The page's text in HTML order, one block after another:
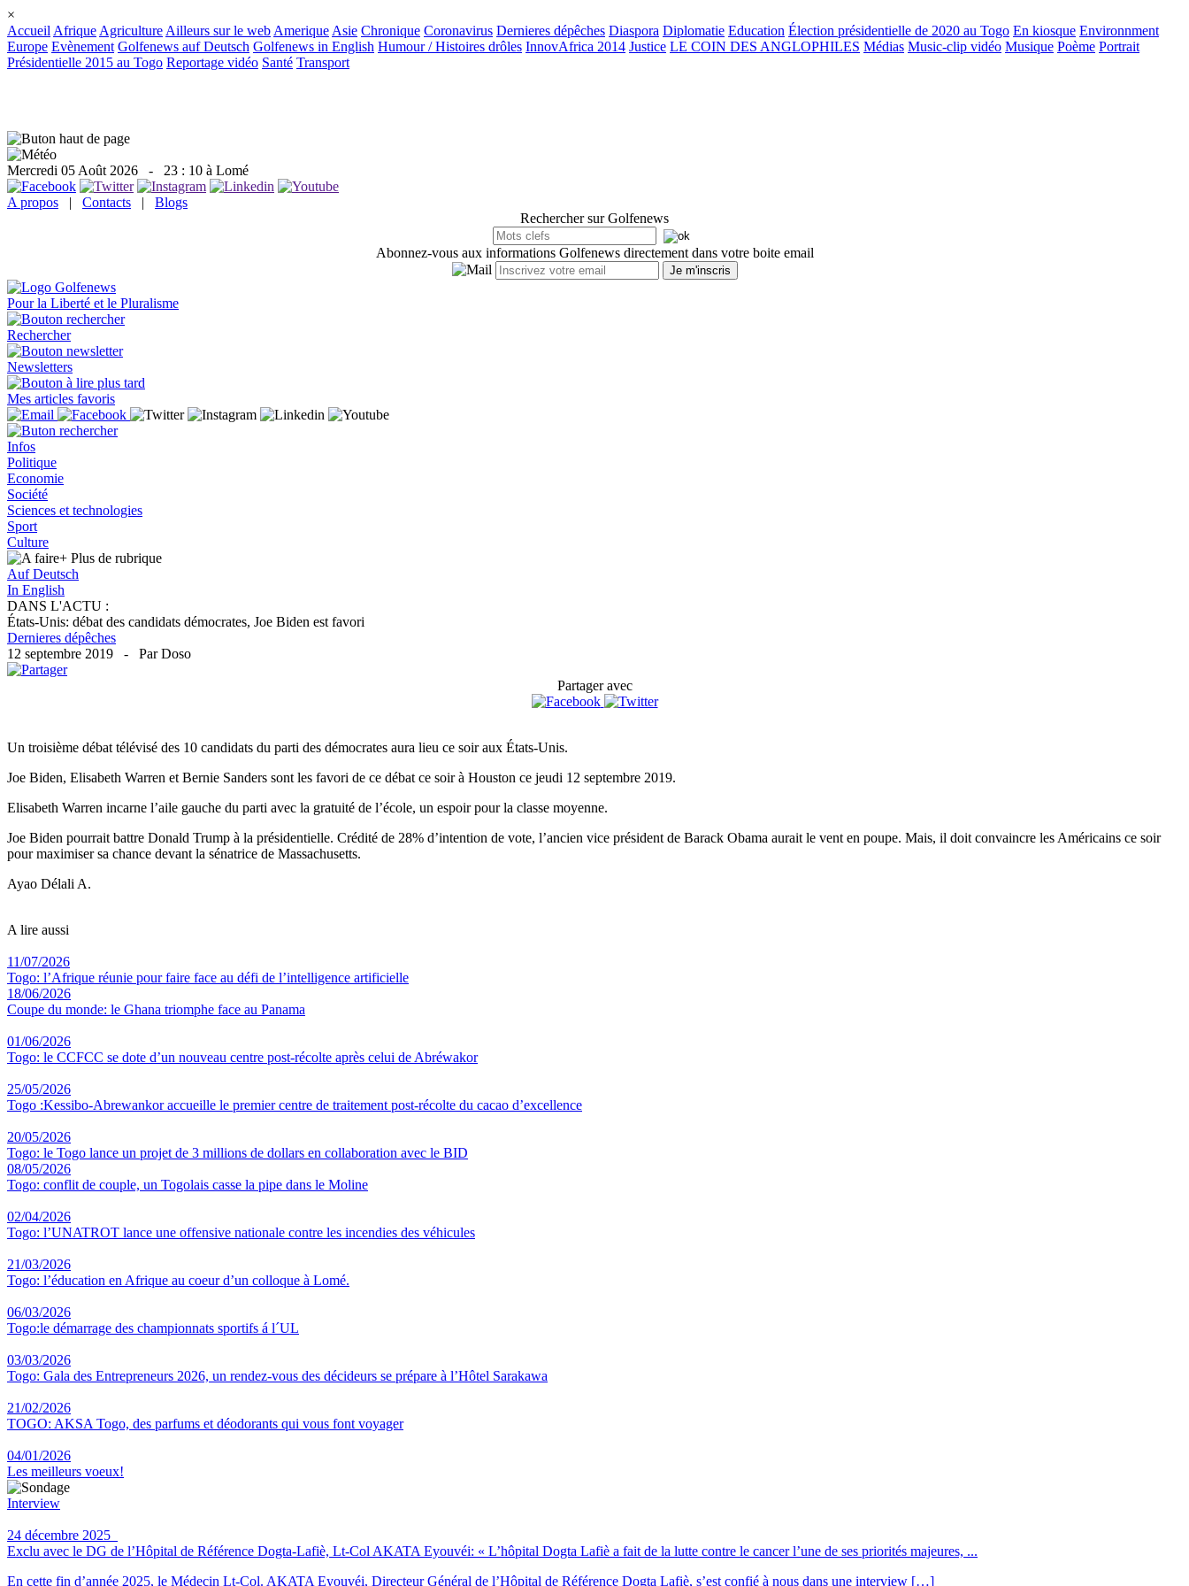
×
Accueil Afrique Agriculture Ailleurs sur le web Amerique Asie Chronique Coronavirus Dernieres dépêches Diaspora Diplomatie Education Élection présidentielle de 2020 au Togo En kiosque Environnment
Europe Evènement Golfenews auf Deutsch Golfenews in English Humour / Histoires drôles InnovAfrica 2014 Justice LE COIN DES ANGLOPHILES Médias Music-clip vidéo Musique Poème Portrait
Présidentielle 2015 au Togo Reportage vidéo Santé Transport
Mercredi 05 Août 2026 - 23 : 10 à Lomé
A propos | Contacts | Blogs
Rechercher sur Golfenews
Abonnez-vous aux informations Golfenews directement dans votre boite email
Pour la Liberté et le Pluralisme
Rechercher
Newsletters
Mes articles favoris
Infos
Politique
Economie
Société
Sciences et technologies
Sport
Culture
+ Plus de rubrique
Auf Deutsch
In English
DANS L'ACTU :
États-Unis: débat des candidats démocrates, Joe Biden est favori
Dernieres dépêches
12 septembre 2019 - Par Doso
Partager avec
Un troisième débat télévisé des 10 candidats du parti des démocrates aura lieu ce soir aux États-Unis.
Joe Biden, Elisabeth Warren et Bernie Sanders sont les favori de ce débat ce soir à Houston ce jeudi 12 septembre 2019.
Elisabeth Warren incarne l’aile gauche du parti avec la gratuité de l’école, un espoir pour la classe moyenne.
Joe Biden pourrait battre Donald Trump à la présidentielle. Crédité de 28% d’intention de vote, l’ancien vice président de Barack Obama aurait le vent en poupe. Mais, il doit convaincre les Américains ce soir
pour maximiser sa chance devant la sénatrice de Massachusetts.
Ayao Délali A.
A lire aussi
11/07/2026
Togo: l’Afrique réunie pour faire face au défi de l’intelligence artificielle
18/06/2026
Coupe du monde: le Ghana triomphe face au Panama
01/06/2026
Togo: le CCFCC se dote d’un nouveau centre post-récolte après celui de Abréwakor
25/05/2026
Togo :Kessibo-Abrewankor accueille le premier centre de traitement post-récolte du cacao d’excellence
20/05/2026
Togo: le Togo lance un projet de 3 millions de dollars en collaboration avec le BID
08/05/2026
Togo: conflit de couple, un Togolais casse la pipe dans le Moline
02/04/2026
Togo: l’UNATROT lance une offensive nationale contre les incendies des véhicules
21/03/2026
Togo: l’éducation en Afrique au coeur d’un colloque à Lomé.
06/03/2026
Togo:le démarrage des championnats sportifs á l´UL
03/03/2026
Togo: Gala des Entrepreneurs 2026, un rendez-vous des décideurs se prépare à l’Hôtel Sarakawa
21/02/2026
TOGO: AKSA Togo, des parfums et déodorants qui vous font voyager
04/01/2026
Les meilleurs voeux!
Interview
24 décembre 2025
Exclu avec le DG de l’Hôpital de Référence Dogta-Lafiè, Lt-Col AKATA Eyouvéi: « L’hôpital Dogta Lafiè a fait de la lutte contre le cancer l’une de ses priorités majeures, ...
En cette fin d’année 2025, le Médecin Lt-Col. AKATA Eyouvéi, Directeur Général de l’Hôpital de Référence Dogta Lafiè, s’est confié à nous dans une interview […]